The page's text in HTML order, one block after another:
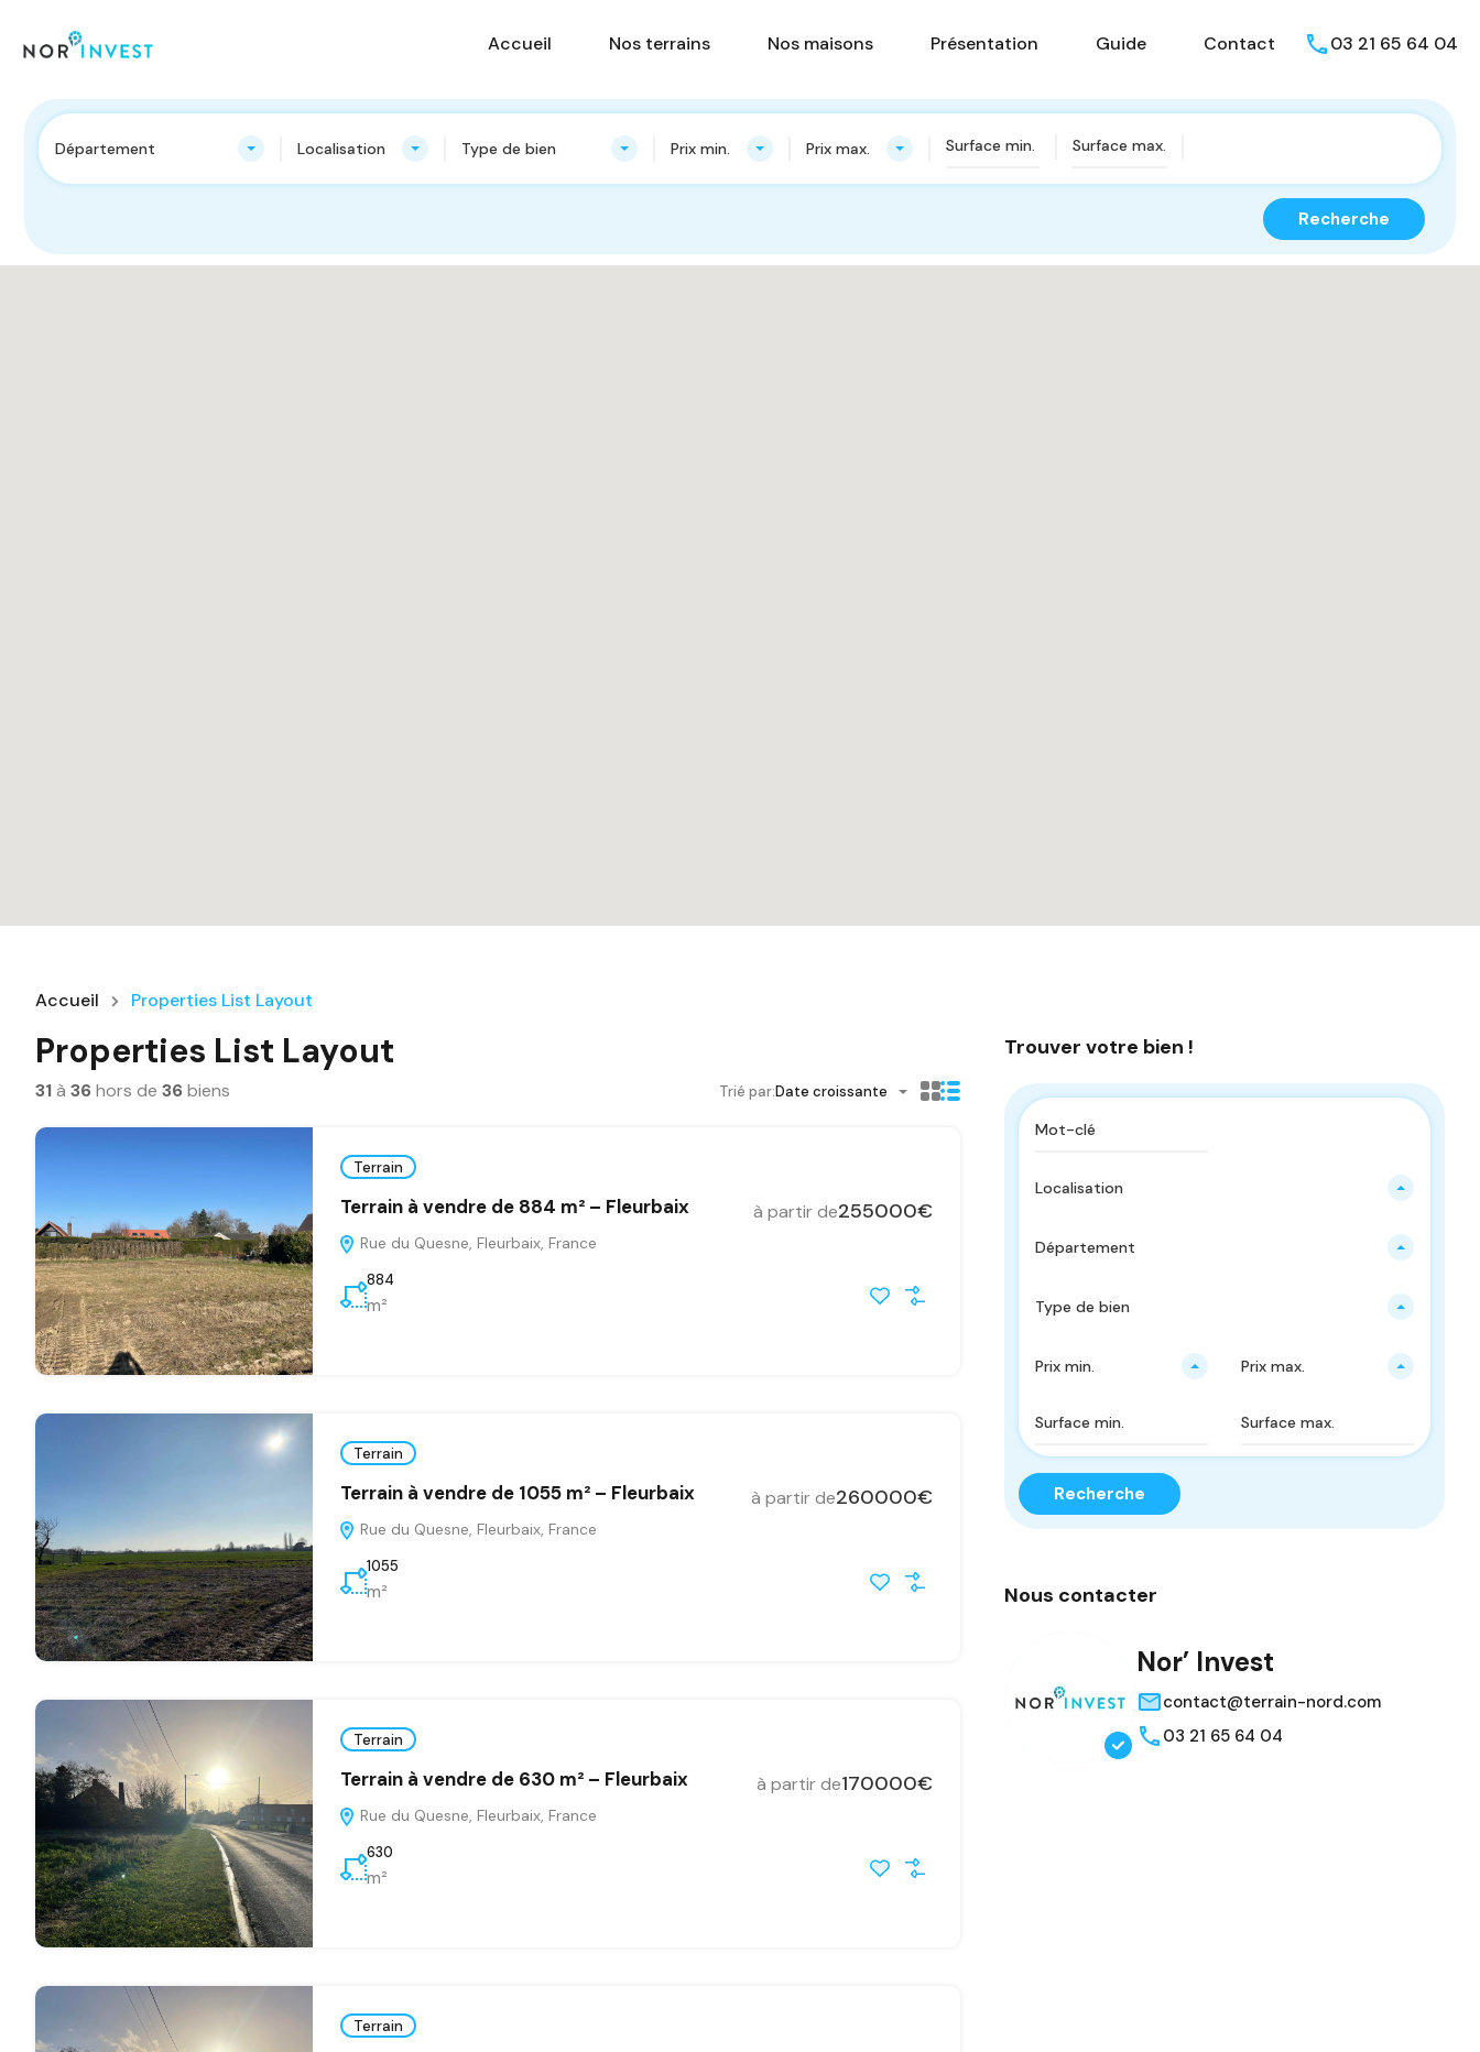
Accueil Nos terrains Nos maisons Présentation Guide Contact
Accueil Nos terrains Nos maisons Présentation Guide Contact 03 21 65 64 04
Département Localisation Type de bien Prix min. Prix max.
Recherche
Accueil Properties List Layout
Properties List Layout
31à 36hors de 36biens Trié par:Date croissante
Terrain
Terrain à vendre de 884 m² – Fleurbaix
Rue du Quesne, Fleurbaix, France
à partir de255000€
884
m²
Terrain
Terrain à vendre de 1055 m² – Fleurbaix
Rue du Quesne, Fleurbaix, France
à partir de260000€
1055
m²
Terrain
Terrain à vendre de 630 m² – Fleurbaix
Rue du Quesne, Fleurbaix, France
à partir de170000€
630
m²
Terrain
Trouver votre bien !
Localisation
Département
Type de bien
Prix ​​min. Prix ​​max.
Recherche
Nous contacter
Nor’ Invest
contact@terrain-nord.com
03 21 65 64 04